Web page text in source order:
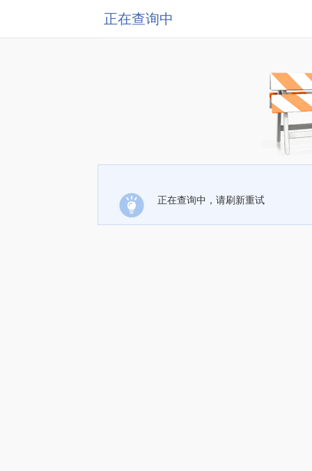
正在查询中
正在查询中，请刷新重试